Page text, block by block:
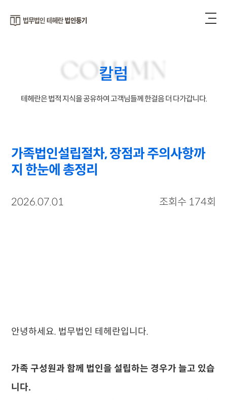
COLUMN
칼럼
테헤란은 법적 지식을 공유하여 고객님들께 한걸음 더 다가갑니다.
가족법인설립절차, 장점과 주의사항까
지 한눈에 총정리
2026.07.01 조회수 174회
안녕하세요. 법무법인 테헤란입니다.
가족 구성원과 함께 법인을 설립하는 경우가 늘고 있습
니다.